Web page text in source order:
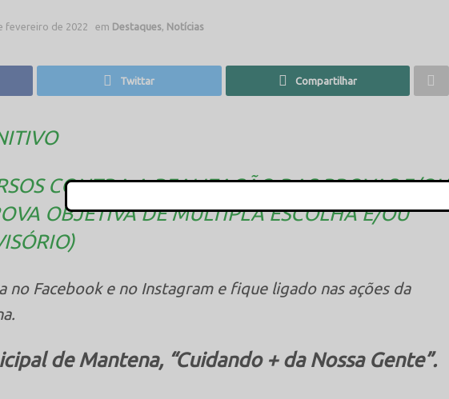
fevereiro de 2022 em Destaques Notícias
Twittar Compartilhar
CONTRA A REALIZAÇÃO DAS PROVAS E/OU
OBJETIVA DE MÚLTIPLA ESCOLHA E/OU
no Facebook e no Instagram e fique ligado nas ações da
de Mantena, “Cuidando + da Nossa Gente”.
This popup will close in: 16